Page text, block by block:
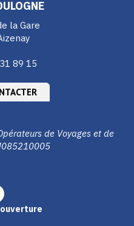
la Gare
89 15
de Voyages et de